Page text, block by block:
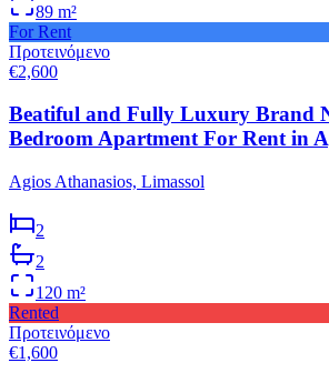
89 m²
For Rent
Προτεινόμενο
€2,600
Beatiful and Fully Luxury Brand
Bedroom Apartment For Rent in
Agios Athanasios, Limassol
2
2
120 m²
Rented
Προτεινόμενο
€1,600